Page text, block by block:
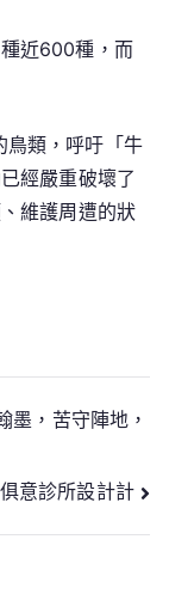
近600種，而
鳥類，呼吁「牛
經嚴重破壞了
維護周遭的狀
墨，苦守陣地，
意診所設計計